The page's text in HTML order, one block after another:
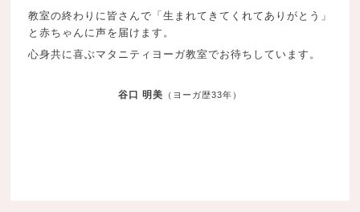
教室の終わりに皆さんで「生まれてきてくれてありがとう」
と 赤ちゃんに声を届けます。
心身共に喜ぶマタニティヨーガ教室でお待ちしています。
谷口 明美 （ヨーガ歴33年）